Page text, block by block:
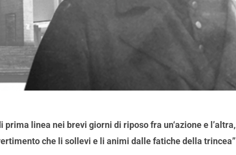
prima linea nei brevi giorni di riposo fra un‘azione e l’altra,
che li sollevi e li animi dalle fatiche della trincea”